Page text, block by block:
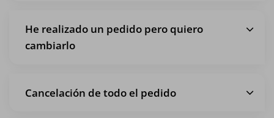
He realizado un pedido pero quiero
cambiarlo
Cancelación de todo el pedido